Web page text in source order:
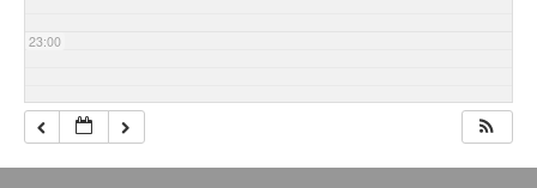
23:00